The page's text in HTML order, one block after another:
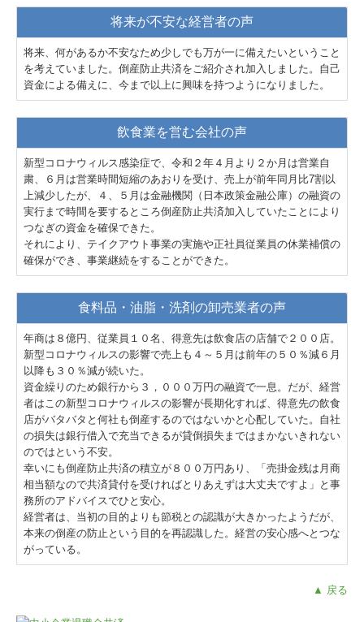
将来が不安な経営者の声
将来、何があるか不安なため少しでも万が一に備えたいということ
を考えていました。倒産防止共済をご紹介され加入しました。自己
資金による備えに、今まで以上に興味を持つようになりました。
飲食業を営む会社の声
新型コロナウィルス感染症で、令和２年４月より２か月は営業自
粛、６月は営業時間短縮のあおりを受け、売上が前年同月比7割以
上減少したが、４、５月は金融機関（日本政策金融公庫）の融資の
実行まで時間を要するところ倒産防止共済加入していたことにより
つなぎの資金を確保できた。
それにより、テイクアウト事業の実施や正社員従業員の休業補償の
確保ができ、事業継続をすることができた。
食料品・油脂・洗剤の卸売業者の声
年商は８億円、従業員１０名、得意先は飲食店の店舗で２００店。
新型コロナウィルスの影響で売上も４～５月は前年の５０％減６月
以降も３０％減が続いた。
資金繰りのため銀行から３，０００万円の融資で一息。だが、経営
者はこの新型コロナウィルスの影響が長期化すれば、得意先の飲食
店がバタバタと何社も倒産するのではないかと心配していた。自社
の損失は銀行借入で充当できるが貸倒損失まではまかないきれない
のではという不安。
幸いにも倒産防止共済の積立が８００万円あり、「売掛金残は月商
相当額なので共済貸付を受ければとりあえずは大丈夫ですよ」と事
務所のアドバイスでひと安心。
経営者は、当初の目的よりも節税との認識が大きかったようだが、
本来の倒産の防止という目的を再認識した。経営の安心感へとつな
がっている。
▲ 戻る